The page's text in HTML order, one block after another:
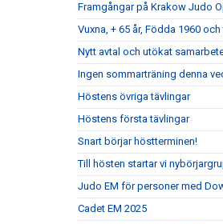
Framgångar på Krakow Judo
Vuxna, + 65 år, Födda 1960
Nytt avtal och utökat
Ingen sommarträning denna
Höstens övriga tävlingar
Höstens första tävlingar
Snart börjar höstterminen!
Till hösten startar vi
Judo EM för personer med
Cadet EM 2025